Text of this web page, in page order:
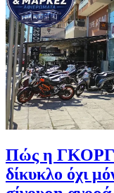
Πώς η
δίκυκλο όχι